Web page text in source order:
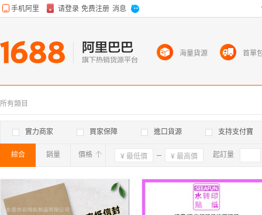
所有類目
實力商家 買家保障 進口貨源 支持支付寶
綜合 銷量 價格 確定 起訂量
海量貨源 首單